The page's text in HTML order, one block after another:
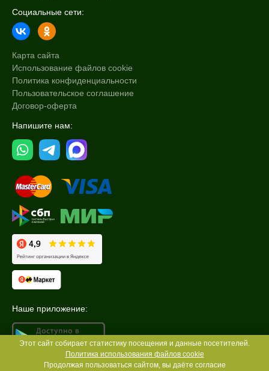
Социальные сети:
Карта сайта
Использование файлов cookie
Политика конфиденциальности
Пользовательское соглашение
Договор-оферта
Напишите нам:
Наше приложение:
Этот сайт собирает статистику посещения и данные посетителей.
Политика использования файлов cookie
Продолжая пользоваться сайтом, вы даёте согласие